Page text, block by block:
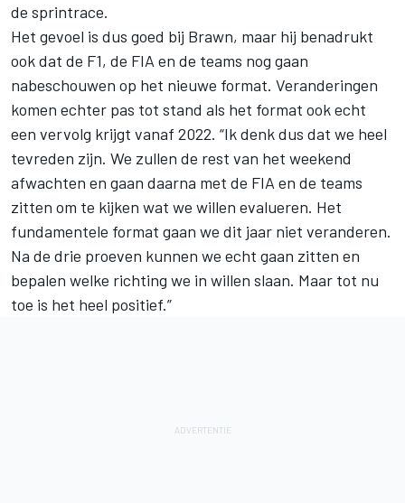
de sprintrace.
Het gevoel is dus goed bij Brawn, maar hij benadrukt
ook dat de F1, de FIA en de teams nog gaan
nabeschouwen op het nieuwe format. Veranderingen
komen echter pas tot stand als het format ook echt
een vervolg krijgt vanaf 2022. “Ik denk dus dat we heel
tevreden zijn. We zullen de rest van het weekend
afwachten en gaan daarna met de FIA en de teams
zitten om te kijken wat we willen evalueren. Het
fundamentele format gaan we dit jaar niet veranderen.
Na de drie proeven kunnen we echt gaan zitten en
bepalen welke richting we in willen slaan. Maar tot nu
toe is het heel positief.”